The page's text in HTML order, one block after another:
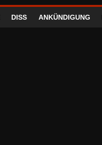
DISS ANKÜNDIGUNG